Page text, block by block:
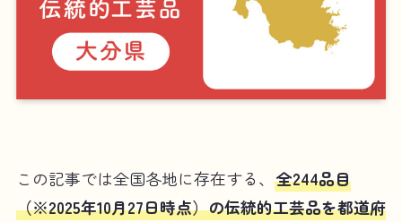
この記事では全国各地に存在する、 全244品目
（※2025年10月27日時点）の伝統的工芸品を都道府